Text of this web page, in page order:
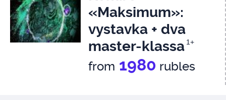
«Maksimum»:
vystavka + dva
master-klassa 1+
from 1980 rubles